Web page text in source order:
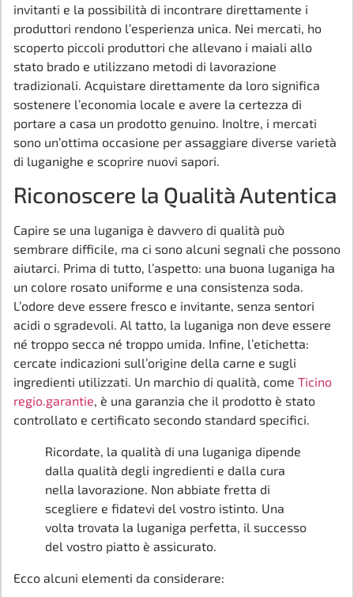
invitanti e la possibilità di incontrare direttamente i
produttori rendono l’esperienza unica. Nei mercati, ho
scoperto piccoli produttori che allevano i maiali allo
stato brado e utilizzano metodi di lavorazione
tradizionali. Acquistare direttamente da loro significa
sostenere l’economia locale e avere la certezza di
portare a casa un prodotto genuino. Inoltre, i mercati
sono un’ottima occasione per assaggiare diverse varietà
di luganighe e scoprire nuovi sapori.
Riconoscere la Qualità Autentica
Capire se una luganiga è davvero di qualità può
sembrare difficile, ma ci sono alcuni segnali che possono
aiutarci. Prima di tutto, l’aspetto: una buona luganiga ha
un colore rosato uniforme e una consistenza soda.
L’odore deve essere fresco e invitante, senza sentori
acidi o sgradevoli. Al tatto, la luganiga non deve essere
né troppo secca né troppo umida. Infine, l’etichetta:
cercate indicazioni sull’origine della carne e sugli
ingredienti utilizzati. Un marchio di qualità, come Ticino
regio.garantie, è una garanzia che il prodotto è stato
controllato e certificato secondo standard specifici.
Ricordate, la qualità di una luganiga dipende
dalla qualità degli ingredienti e dalla cura
nella lavorazione. Non abbiate fretta di
scegliere e fidatevi del vostro istinto. Una
volta trovata la luganiga perfetta, il successo
del vostro piatto è assicurato.
Ecco alcuni elementi da considerare: